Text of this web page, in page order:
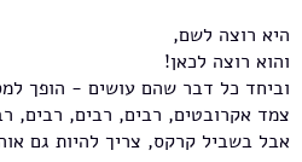
היא רוצה לשם,
והוא רוצה לכאן!
וביחד כל דבר שהם עושים - הופך
צמד אקרובטים, רבים, רבים, רבים,
אבל בשביל קרקס, צריך להיות גם